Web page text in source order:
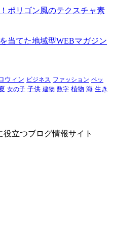
ポリゴン風のテクスチャ素
当てた地域型WEBマガジン
ウィン ビジネス ファッション ペッ
女の子 子供 建物 数字 植物 海 生き
立つブログ情報サイト